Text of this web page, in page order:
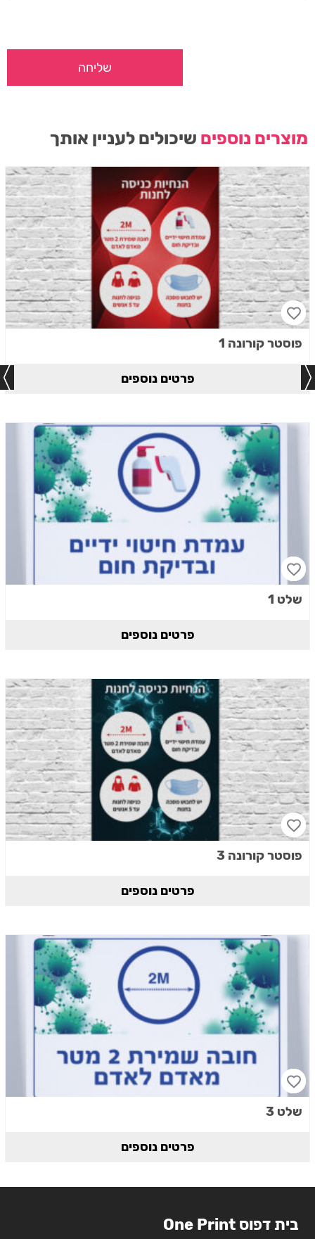
מוצרים נוספים שיכולים לעניין אותך
פוסטר קורונה 1
פרטים נוספים
שלט 1
פרטים נוספים
פוסטר קורונה 3
פרטים נוספים
שלט 3
פרטים נוספים
בית דפוס One Print